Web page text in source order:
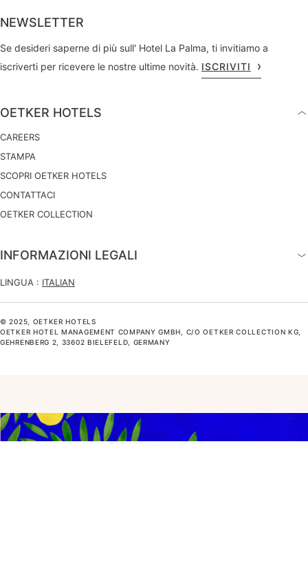
NEWSLETTER
Se desideri saperne di più sull' Hotel La Palma, ti invitiamo a
iscriverti per ricevere le nostre ultime novità. ISCRIVITI
OETKER HOTELS
CAREERS
STAMPA
SCOPRI OETKER HOTELS
CONTATTACI
OETKER COLLECTION
INFORMAZIONI LEGALI
LINGUA : ITALIAN
© 2025, OETKER HOTELS
OETKER HOTEL MANAGEMENT COMPANY GMBH, C/O OETKER COLLECTION KG,
GEHRENBERG 2, 33602 BIELEFELD, GERMANY